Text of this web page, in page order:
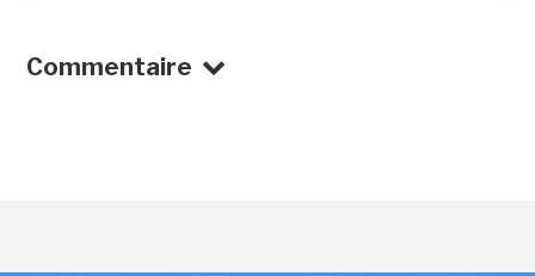
Commentaire